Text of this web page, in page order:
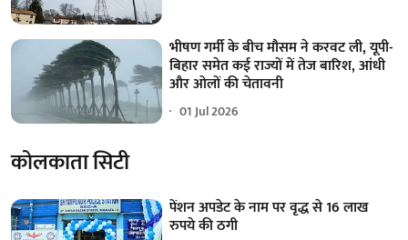
भीषण गर्मी के बीच मौसम ने करवट ली, यूपी-
बिहार समेत कई राज्यों में तेज बारिश, आंधी
और ओलों की चेतावनी
01 Jul 2026
कोलकाता सिटी
पेंशन अपडेट के नाम पर वृद्ध से 16 लाख
रुपये की ठगी